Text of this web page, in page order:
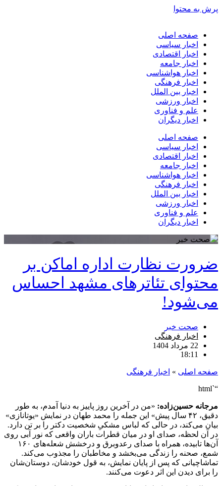
پرش به محتوا
صفحه اصلی
اخبار سیاسی
اخبار اقتصادی
اخبار جامعه
اخبار هواشناسی
اخبار فرهنگی
اخبار بین الملل
اخبار ورزشی
علم و فناوری
اخبار دیگران
صفحه اصلی
اخبار سیاسی
اخبار اقتصادی
اخبار جامعه
اخبار هواشناسی
اخبار فرهنگی
اخبار بین الملل
اخبار ورزشی
علم و فناوری
اخبار دیگران
ضرورت نظارت اداره اماکن بر
محتوای تئاترهای مشهد احساس
می‌شود!
صحت خبر
اخبار فرهنگی
22 مرداد 1404
18:11
صفحه اصلی » اخبار فرهنگی
“`html
مرجانه حسین‌زاده: «من در آخرین روز پاییز به دنیا آمدم، به طور
دقیق، ۴۲ سال پیش» این جمله را محمد طهان در نمایش «یوتانازی»
بیان می‌کند، در حالی که لباس مشکیِ شخصیت دکتر را بر تن دارد.
در آن لحظه، صدای او در میان قطرات باران واقعی که نور آبی روی
آن‌ها تابیده، همراه با صدای رعدوبرق و درخشش شعله‌های ۱۶۰
شمع، صحنه را زندگی می‌بخشد و مخاطبان را مجذوب می‌کند.
تماشاچیانی که پس از پایان نمایش، به قول خودشان، دوستان‌شان
را برای دیدن این اثر دعوت می‌کنند.